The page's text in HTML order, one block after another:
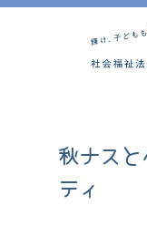
秋ナス
ティ